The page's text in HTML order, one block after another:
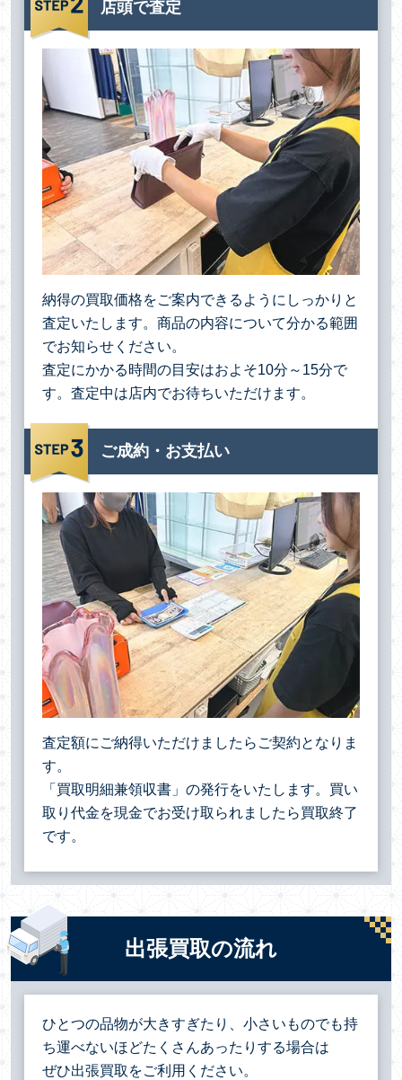
店頭で査定
納得の買取価格をご案内できるようにしっかりと
査定いたします。商品の内容について分かる範囲
でお知らせください。
査定にかかる時間の目安はおよそ10分～15分で
す。査定中は店内でお待ちいただけます。
ご成約・お支払い
査定額にご納得いただけましたらご契約となりま
す。
「買取明細兼領収書」の発行をいたします。買い
取り代金を現金でお受け取られましたら買取終了
です。
出張買取の流れ
ひとつの品物が大きすぎたり、小さいものでも持
ち運べないほどたくさんあったりする場合は
ぜひ出張買取をご利用ください。